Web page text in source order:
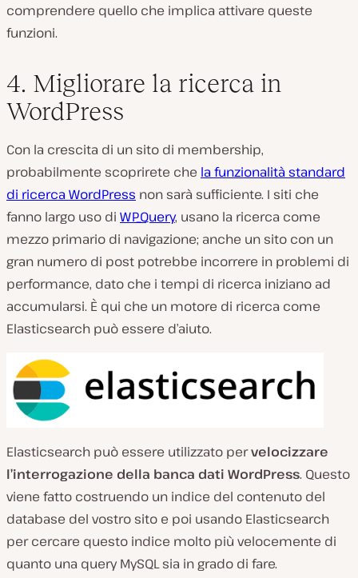
comprendere quello che implica attivare queste
funzioni.
4. Migliorare la ricerca in
WordPress
Con la crescita di un sito di membership,
probabilmente scoprirete che la funzionalità standard
di ricerca WordPress non sarà sufficiente. I siti che
fanno largo uso di WP_Query, usano la ricerca come
mezzo primario di navigazione; anche un sito con un
gran numero di post potrebbe incorrere in problemi di
performance, dato che i tempi di ricerca iniziano ad
accumularsi. È qui che un motore di ricerca come
Elasticsearch può essere d’aiuto.
Elasticsearch può essere utilizzato pervelocizzare
l’interrogazione della banca dati WordPress. Questo
viene fatto costruendo un indice del contenuto del
database del vostro sito e poi usando Elasticsearch
per cercare questo indice molto più velocemente di
quanto una query MySQL sia in grado di fare.